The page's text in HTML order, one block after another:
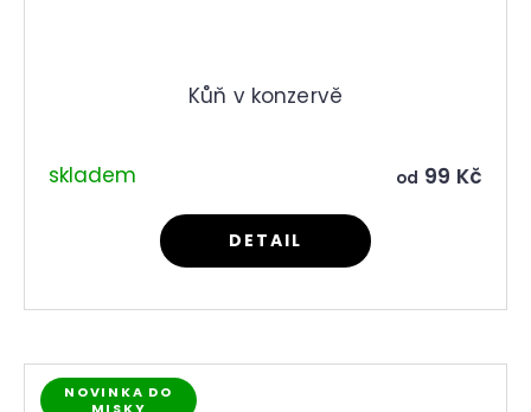
Kůň v konzervě
skladem od 99 Kč
DETAIL
NOVINKA DO